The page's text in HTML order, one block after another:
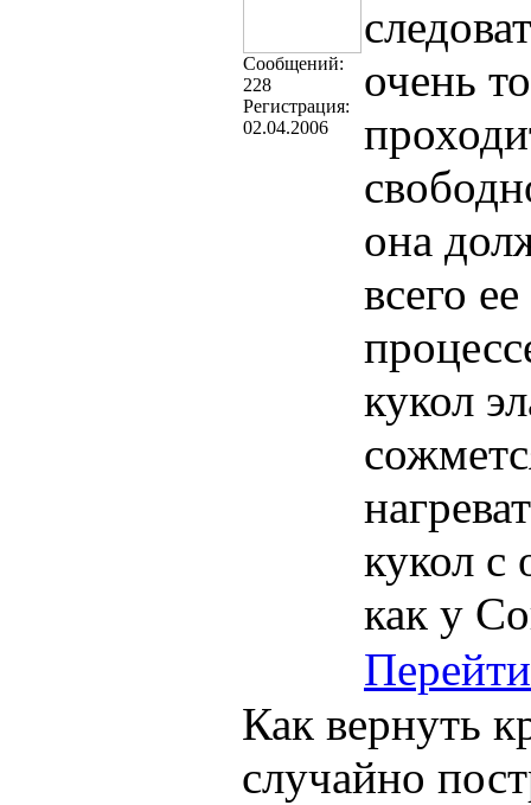
Cообщений:
228
Регистрация:
02.04.2006
очень
она
всего
кукол
кукол с
как у
Перейти
Как вернуть
случайно